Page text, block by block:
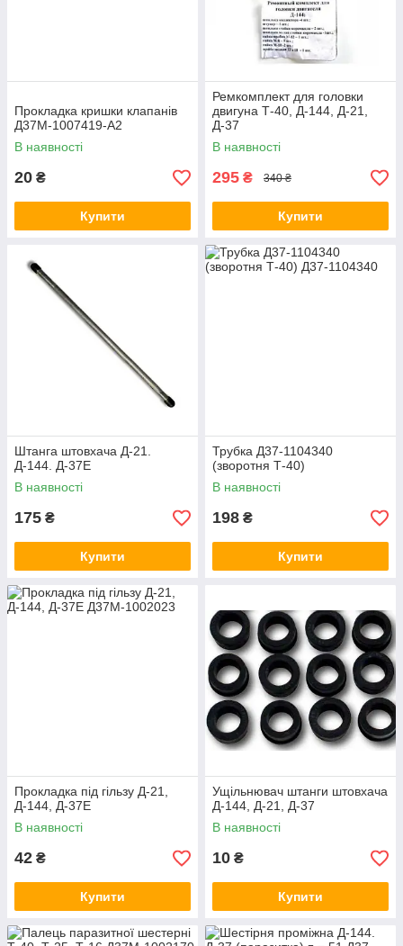
Прокладка кришки клапанів
Д37М-1007419-А2
В наявності
20 ₴
Купити
Ремкомплект для головки
двигуна Т-40, Д-144, Д-21,
Д-37
В наявності
295 ₴ 340 ₴
Купити
Штанга штовхача Д-21.
Д-144. Д-37Е
В наявності
175 ₴
Купити
Трубка Д37-1104340
(зворотня Т-40)
В наявності
198 ₴
Купити
Прокладка під гільзу Д-21,
Д-144, Д-37Е
В наявності
42 ₴
Купити
Ущільнювач штанги штовхача
Д-144, Д-21, Д-37
В наявності
10 ₴
Купити